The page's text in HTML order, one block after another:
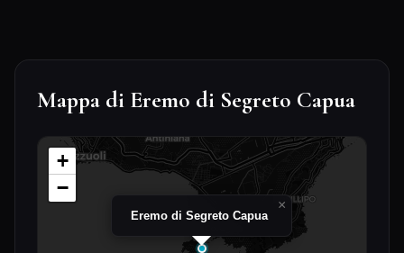
Mappa di Eremo di Segreto Capua
Eremo di Segreto Capua
×
+
−